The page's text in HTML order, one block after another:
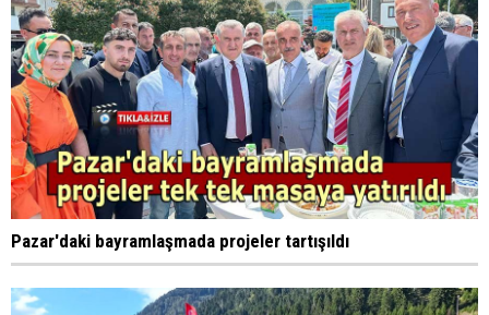
Pazar'daki bayramlaşmada projeler tartışıldı